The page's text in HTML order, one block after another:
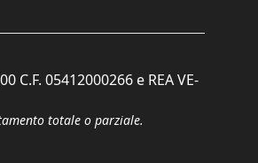
C.F. 05412000266 e REA VE-
totale o parziale.